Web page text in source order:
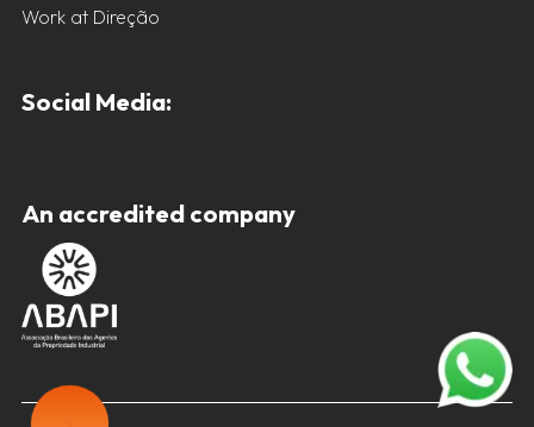
Work at Direção
Social Media:
An accredited company